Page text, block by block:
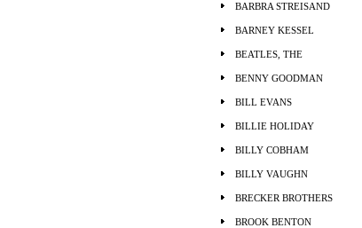
BARBRA STREISAND
BARNEY KESSEL
BEATLES, THE
BENNY GOODMAN
BILL EVANS
BILLIE HOLIDAY
BILLY COBHAM
BILLY VAUGHN
BRECKER BROTHERS
BROOK BENTON